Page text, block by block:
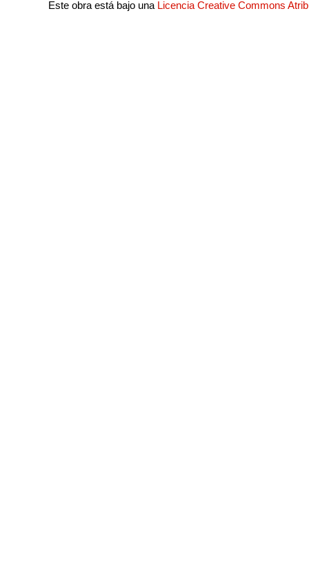
Este obra está bajo una Licencia Creative Commons